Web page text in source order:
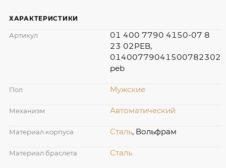
ХАРАКТЕРИСТИКИ
Артикул
01 400 7790 4150-07 8
23 02PEB,
01400779041500782302
peb
Пол Мужские
Механизм Автоматический
Материал корпуса Сталь, Вольфрам
Материал браслета Сталь